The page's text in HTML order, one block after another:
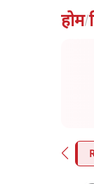
होम/
में काला नहीं,
वाहनों को बरबाद